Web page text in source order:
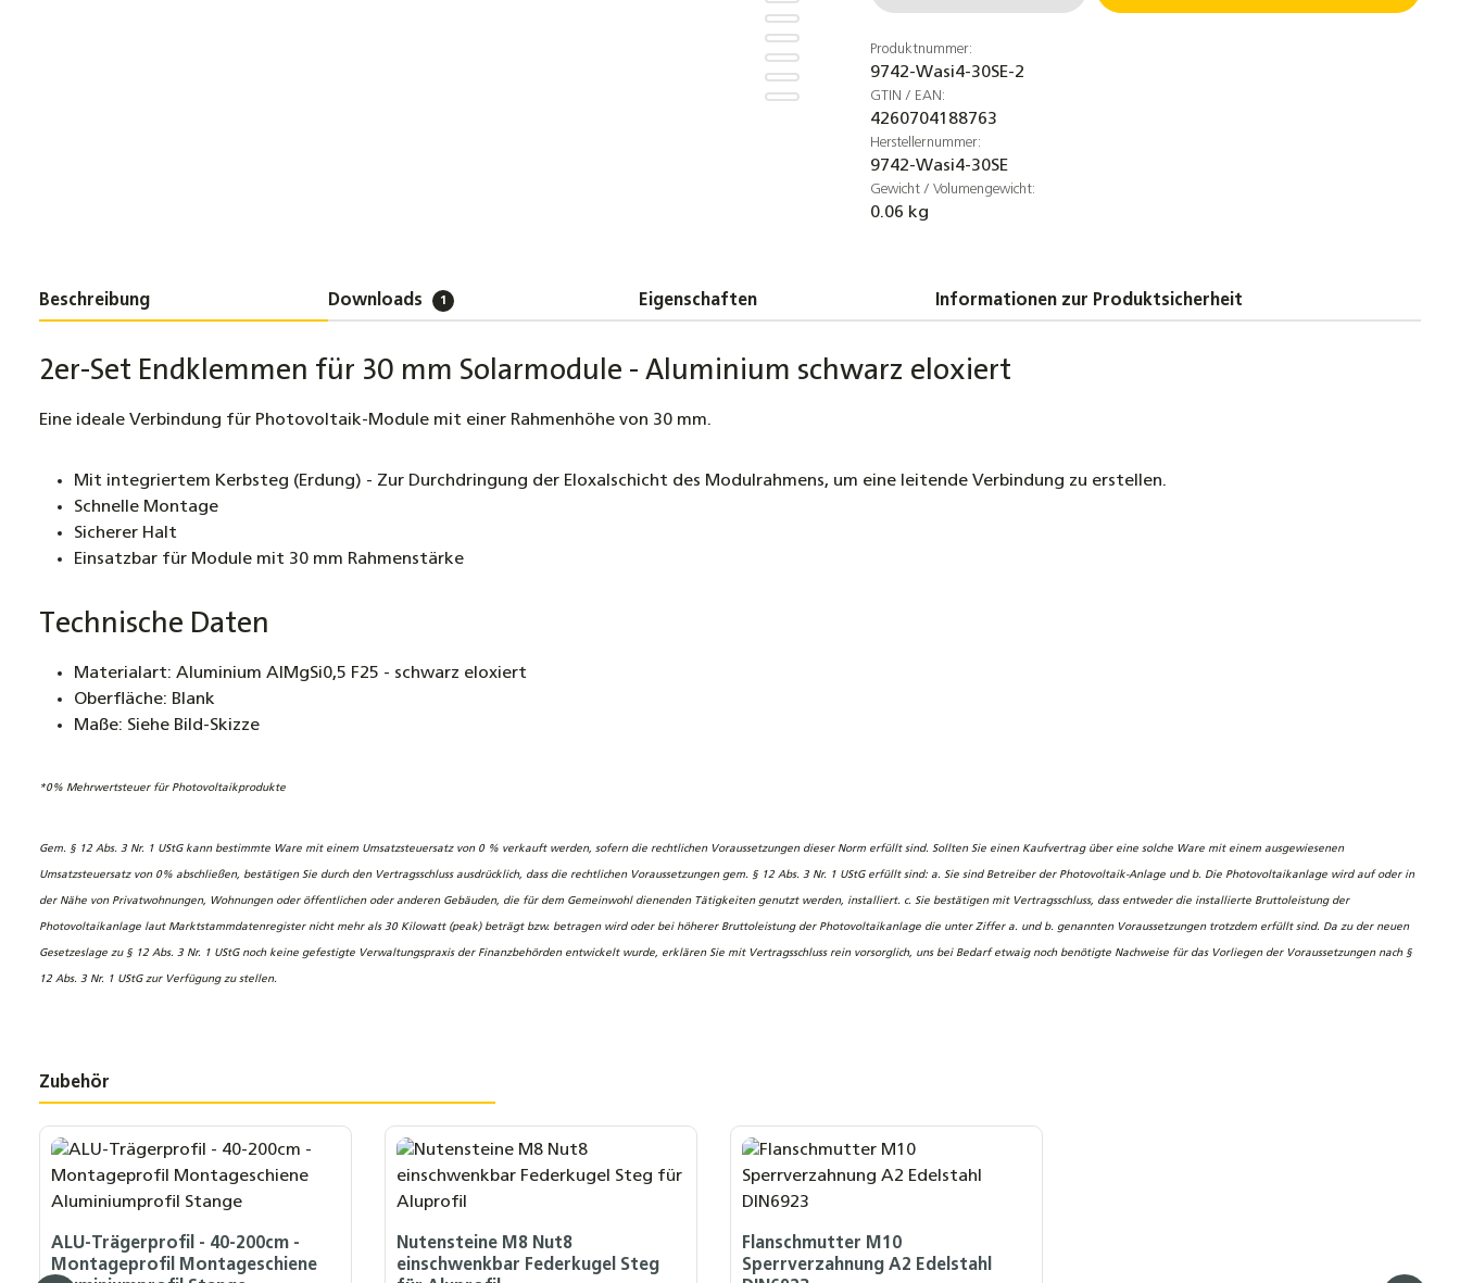
Produktnummer:
9742-Wasi4-30SE-2
GTIN / EAN:
4260704188763
Herstellernummer:
9742-Wasi4-30SE
Gewicht / Volumengewicht:
0.06 kg
Beschreibung Downloads 1 Eigenschaften Informationen zur Produktsicherheit
2er-Set Endklemmen für 30 mm Solarmodule - Aluminium schwarz eloxiert
Eine ideale Verbindung für Photovoltaik-Module mit einer Rahmenhöhe von 30 mm.
Mit integriertem Kerbsteg (Erdung) - Zur Durchdringung der Eloxalschicht des Modulrahmens, um eine leitende Verbindung zu erstellen.
Schnelle Montage
Sicherer Halt
Einsatzbar für Module mit 30 mm Rahmenstärke
Technische Daten
Materialart: Aluminium AlMgSi0,5 F25 - schwarz eloxiert
Oberfläche: Blank
Maße: Siehe Bild-Skizze
*0% Mehrwertsteuer für Photovoltaikprodukte
Gem. § 12 Abs. 3 Nr. 1 UStG kann bestimmte Ware mit einem Umsatzsteuersatz von 0 % verkauft werden, sofern die rechtlichen Voraussetzungen dieser Norm erfüllt sind. Sollten Sie einen Kaufvertrag über eine solche Ware mit einem ausgewiesenen
Umsatzsteuersatz von 0% abschließen, bestätigen Sie durch den Vertragsschluss ausdrücklich, dass die rechtlichen Voraussetzungen gem. § 12 Abs. 3 Nr. 1 UStG erfüllt sind: a. Sie sind Betreiber der Photovoltaik-Anlage und b. Die Photovoltaikanlage wird auf oder in
der Nähe von Privatwohnungen, Wohnungen oder öffentlichen oder anderen Gebäuden, die für dem Gemeinwohl dienenden Tätigkeiten genutzt werden, installiert. c. Sie bestätigen mit Vertragsschluss, dass entweder die installierte Bruttoleistung der
Photovoltaikanlage laut Marktstammdatenregister nicht mehr als 30 Kilowatt (peak) beträgt bzw. betragen wird oder bei höherer Bruttoleistung der Photovoltaikanlage die unter Ziffer a. und b. genannten Voraussetzungen trotzdem erfüllt sind. Da zu der neuen
Gesetzeslage zu § 12 Abs. 3 Nr. 1 UStG noch keine gefestigte Verwaltungspraxis der Finanzbehörden entwickelt wurde, erklären Sie mit Vertragsschluss rein vorsorglich, uns bei Bedarf etwaig noch benötigte Nachweise für das Vorliegen der Voraussetzungen nach §
12 Abs. 3 Nr. 1 UStG zur Verfügung zu stellen.
Zubehör
Produktgalerie überspringen
ALU-Trägerprofil - 40-200cm -
Montageprofil Montageschiene
Nutensteine M8 Nut8
einschwenkbar Federkugel Steg
Flanschmutter M10
Sperrverzahnung A2 Edelstahl